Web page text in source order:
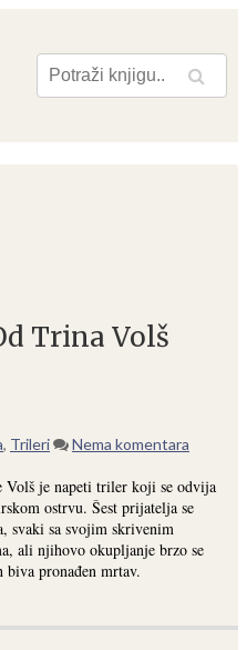
Pretraga
Trina Volš
, Trileri Nema komentara
je napeti triler koji se odvija
ostrvu. Šest prijatelja se
svaki sa svojim skrivenim
ali njihovo okupljanje brzo se
pronađen mrtav.